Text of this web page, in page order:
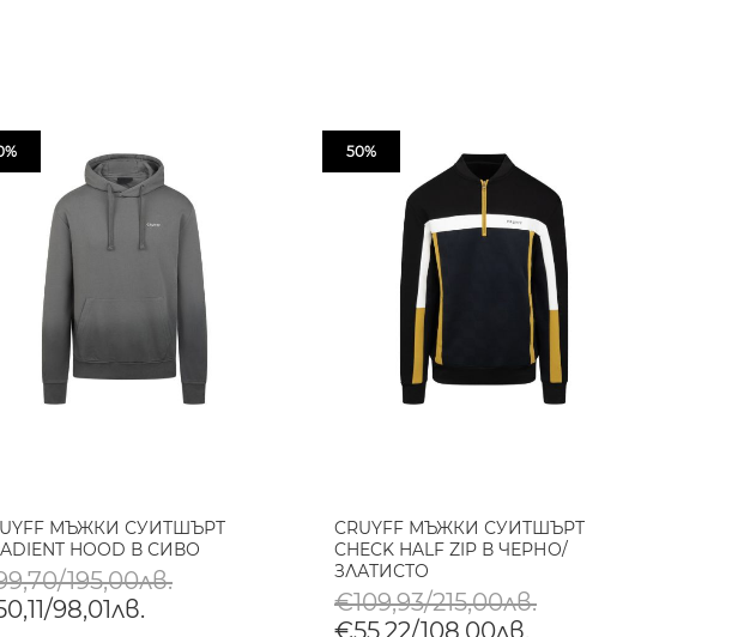
МЪЖКИ СУИТШЪРТ
HOOD В СИВО
195,00лв.
98,01лв.
50%
CRUYFF МЪЖКИ СУИТШЪРТ
CHECK HALF ZIP В ЧЕРНО/
ЗЛАТИСТО
€109,93/215,00лв.
€55,22/108,00лв.